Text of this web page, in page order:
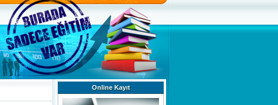
Online Kayıt